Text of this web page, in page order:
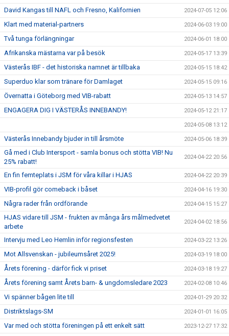
David Kangas till NAFL och Fresno, Kalifornien 2024-07-05 12:06
Klart med material-partners 2024-06-03 19:00
Två tunga förlängningar 2024-06-01 18:00
Afrikanska mästarna var på besök 2024-05-17 13:39
Västerås IBF - det historiska namnet är tillbaka 2024-05-15 18:42
Superduo klar som tränare för Damlaget 2024-05-15 09:16
Övernatta i Göteborg med VIB-rabatt 2024-05-13 14:57
ENGAGERA DIG I VÄSTERÅS INNEBANDY! 2024-05-12 21:17
2024-05-08 13:12
Västerås Innebandy bjuder in till årsmöte 2024-05-06 18:39
Gå med i Club Intersport - samla bonus och stötta VIB! Nu
25% rabatt!
2024-04-22 20:56
En fin femteplats i JSM för våra killar i HJAS 2024-04-22 20:39
VIB-profil gör comeback i båset 2024-04-16 19:30
Några rader från ordförande 2024-04-15 15:27
HJAS vidare till JSM - frukten av många års målmedvetet
arbete
2024-04-02 18:56
Intervju med Leo Hemlin inför regionsfesten 2024-03-22 13:26
Mot Allsvenskan - jubileumsåret 2025! 2024-03-19 18:00
Årets förening - därför fick vi priset 2024-03-18 19:27
Årets förening samt Årets barn- & ungdomsledare 2023 2024-02-08 10:46
Vi spänner bågen lite till 2024-01-29 20:32
Distriktslags-SM 2024-01-01 16:05
Var med och stötta föreningen på ett enkelt sätt 2023-12-27 17:32